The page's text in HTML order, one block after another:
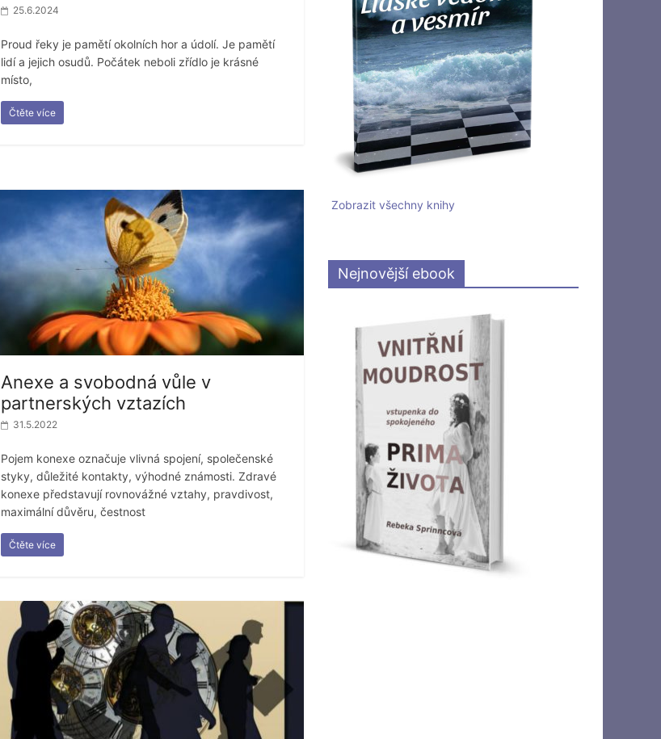
25.6.2024
Proud řeky je pamětí okolních hor a údolí. Je pamětí
lidí a jejich osudů. Počátek neboli zřídlo je krásné
místo,
Čtěte více
Anexe a svobodná vůle v
partnerských vztazích
31.5.2022
Pojem konexe označuje vlivná spojení, společenské
styky, důležité kontakty, výhodné známosti. Zdravé
konexe představují rovnovážné vztahy, pravdivost,
maximální důvěru, čestnost
Čtěte více
Zobrazit všechny knihy
Nejnovější ebook